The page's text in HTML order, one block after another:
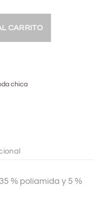
CARRITO
chica
% poliamida y 5 %